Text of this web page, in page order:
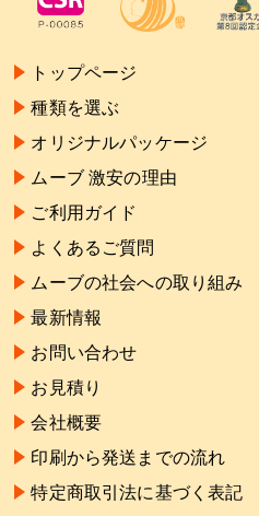
トップページ
種類を選ぶ
オリジナルパッケージ
ムーブ 激安の理由
ご利用ガイド
よくあるご質問
ムーブの社会への取り組み
最新情報
お問い合わせ
お見積り
会社概要
印刷から発送までの流れ
特定商取引法に基づく表記